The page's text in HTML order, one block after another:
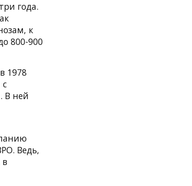
года.
к
800-900
1978
В ней
Ведь,
в